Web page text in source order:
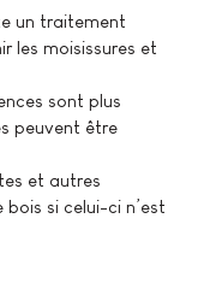
un traitement
les moisissures et
sont plus
peuvent être
et autres
si celui-ci n’est